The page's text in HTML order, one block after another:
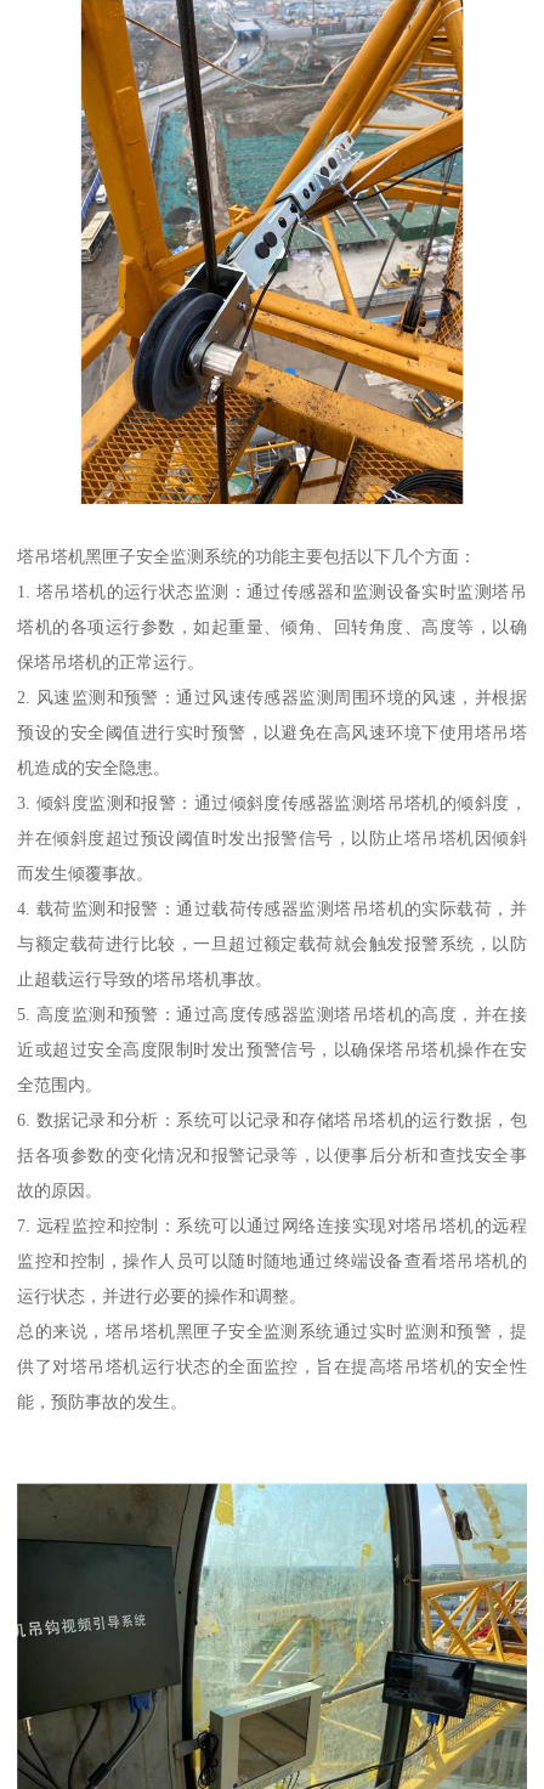
塔吊塔机黑匣子安全监测系统的功能主要包括以下几个方面：
1. 塔吊塔机的运行状态监测：通过传感器和监测设备实时监测塔吊
塔机的各项运行参数，如起重量、倾角、回转角度、高度等，以确
保塔吊塔机的正常运行。
2. 风速监测和预警：通过风速传感器监测周围环境的风速，并根据
预设的安全阈值进行实时预警，以避免在高风速环境下使用塔吊塔
机造成的安全隐患。
3. 倾斜度监测和报警：通过倾斜度传感器监测塔吊塔机的倾斜度，
并在倾斜度超过预设阈值时发出报警信号，以防止塔吊塔机因倾斜
而发生倾覆事故。
4. 载荷监测和报警：通过载荷传感器监测塔吊塔机的实际载荷，并
与额定载荷进行比较，一旦超过额定载荷就会触发报警系统，以防
止超载运行导致的塔吊塔机事故。
5. 高度监测和预警：通过高度传感器监测塔吊塔机的高度，并在接
近或超过安全高度限制时发出预警信号，以确保塔吊塔机操作在安
全范围内。
6. 数据记录和分析：系统可以记录和存储塔吊塔机的运行数据，包
括各项参数的变化情况和报警记录等，以便事后分析和查找安全事
故的原因。
7. 远程监控和控制：系统可以通过网络连接实现对塔吊塔机的远程
监控和控制，操作人员可以随时随地通过终端设备查看塔吊塔机的
运行状态，并进行必要的操作和调整。
总的来说，塔吊塔机黑匣子安全监测系统通过实时监测和预警，提
供了对塔吊塔机运行状态的全面监控，旨在提高塔吊塔机的安全性
能，预防事故的发生。